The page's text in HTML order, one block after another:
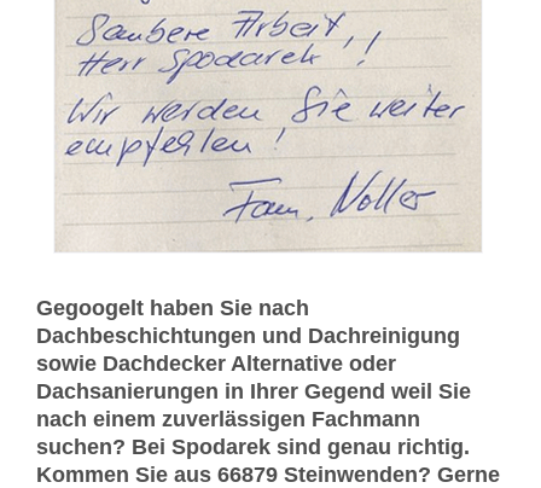
Gegoogelt haben Sie nach
Dachbeschichtungen und Dachreinigung
sowie Dachdecker Alternative oder
Dachsanierungen in Ihrer Gegend weil Sie
nach einem zuverlässigen Fachmann
suchen? Bei Spodarek sind genau richtig.
Kommen Sie aus 66879 Steinwenden? Gerne